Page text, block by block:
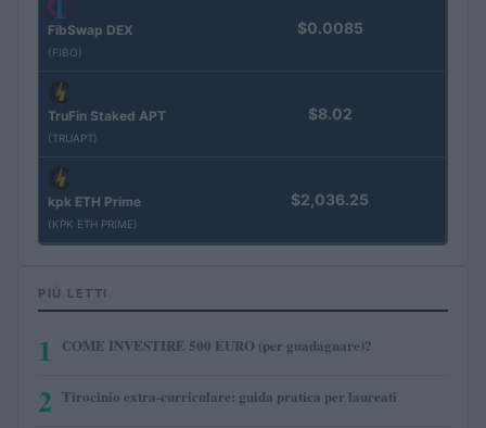
FibSwap DEX
(FIBO)
$0.0085
TruFin Staked APT
(TRUAPT)
$8.02
kpk ETH Prime
(KPK ETH PRIME)
$2,036.25
PIÙ LETTI
1 COME INVESTIRE 500 EURO (per guadagnare)?
2 Tirocinio extra-curriculare: guida pratica per laureati